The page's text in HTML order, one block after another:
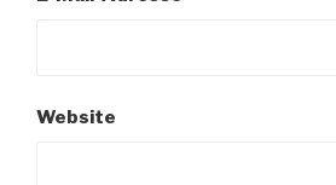
Website